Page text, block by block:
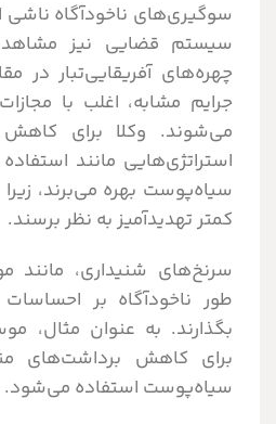
سوگیری‌های ناخودآگاه ناشی
سیستم قضایی نیز
چهره‌های آفریقایی‌تبار در
جرایم مشابه، اغلب با
می‌شوند. وکلا برای
استراتژی‌هایی مانند
سیاه‌پوست بهره می‌برند،
کمتر تهدیدآمیز به نظر برسند.
سرنخ‌های شنیداری، مانند
طور ناخودآگاه بر احساسات
بگذارند. به عنوان مثال،
برای کاهش برداشت‌های
سیاه‌پوست استفاده می‌شود.